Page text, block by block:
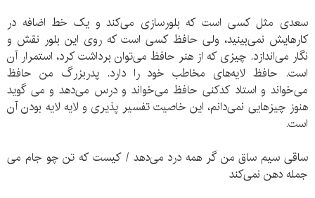
سعدی مثل کسی است که بلورسازی می‌کند و یک خط اضافه در
کارهایش نمی‌بینید، ولی حافظ کسی است که روی این بلور نقش و
نگار می‌اندازد. چیزی که از هنر حافظ می‌توان برداشت کرد، استمرار آن
است. حافظ لایه‌های مخاطب خود را دارد. پدربزرگ من حافظ
می‌خواند و استاد کدکنی حافظ می‌خواند و درس می‌دهد و می گوید
هنوز چیزهایی نمی‌دانم، این خاصیت تفسیر پذیری و لایه لایه بودن آن
است.
ساقی سیم ساق من گر همه درد می‌دهد / کیست که تن چو جام می
جمله دهن نمی‌کند